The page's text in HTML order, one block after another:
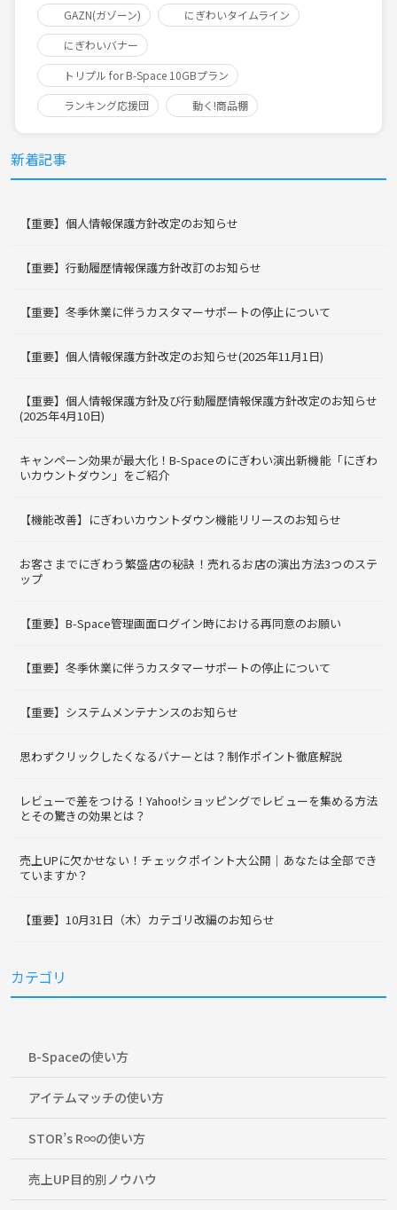
GAZN(ガゾーン)
にぎわいタイムライン
にぎわいバナー
トリプル for B-Space 10GBプラン
ランキング応援団
動く!商品棚
新着記事
【重要】個人情報保護方針改定のお知らせ
【重要】行動履歴情報保護方針改訂のお知らせ
【重要】冬季休業に伴うカスタマーサポートの停止について
【重要】個人情報保護方針改定のお知らせ(2025年11月1日)
【重要】個人情報保護方針及び行動履歴情報保護方針改定のお知らせ
(2025年4月10日)
キャンペーン効果が最大化！B-Spaceのにぎわい演出新機能「にぎわ
いカウントダウン」をご紹介
【機能改善】にぎわいカウントダウン機能リリースのお知らせ
お客さまでにぎわう繁盛店の秘訣！売れるお店の演出方法3つのステ
ップ
【重要】B-Space管理画面ログイン時における再同意のお願い
【重要】冬季休業に伴うカスタマーサポートの停止について
【重要】システムメンテナンスのお知らせ
思わずクリックしたくなるバナーとは？制作ポイント徹底解説
レビューで差をつける！Yahoo!ショッピングでレビューを集める方法
とその驚きの効果とは？
売上UPに欠かせない！チェックポイント大公開｜あなたは全部でき
ていますか？
【重要】10月31日（木）カテゴリ改編のお知らせ
カテゴリ
B-Spaceの使い方
アイテムマッチの使い方
STOR’s R∞の使い方
売上UP目的別ノウハウ